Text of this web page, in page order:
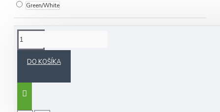
Green/White
DO KOŠÍKA
bag